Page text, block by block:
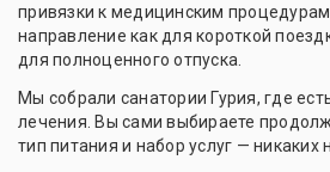
привязки к медицинским
направление как для короткой
для полноценного отпуска.
Мы собрали санатории Гурия, где
лечения. Вы сами выбираете
тип питания и набор услуг — никаких